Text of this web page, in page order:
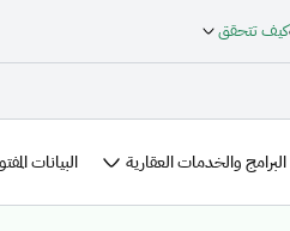
كيف تتحقق
البرامج والخدمات العقارية البيانات